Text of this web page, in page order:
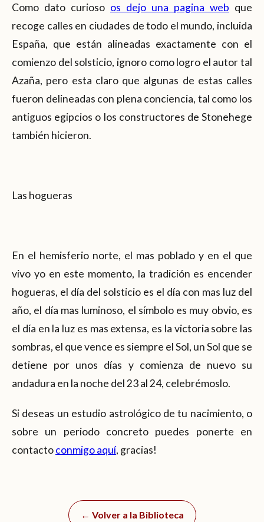
Como dato curioso os dejo una pagina web que
recoge calles en ciudades de todo el mundo, incluida
España, que están alineadas exactamente con el
comienzo del solsticio, ignoro como logro el autor tal
Azaña, pero esta claro que algunas de estas calles
fueron delineadas con plena conciencia, tal como los
antiguos egipcios o los constructores de Stonehege
también hicieron.
Las hogueras
En el hemisferio norte, el mas poblado y en el que
vivo yo en este momento, la tradición es encender
hogueras, el día del solsticio es el día con mas luz del
año, el día mas luminoso, el símbolo es muy obvio, es
el día en la luz es mas extensa, es la victoria sobre las
sombras, el que vence es siempre el Sol, un Sol que se
detiene por unos días y comienza de nuevo su
andadura en la noche del 23 al 24, celebrémoslo.
Si deseas un estudio astrológico de tu nacimiento, o
sobre un periodo concreto puedes ponerte en
contactoconmigo aquí, gracias!
← Volver a la Biblioteca